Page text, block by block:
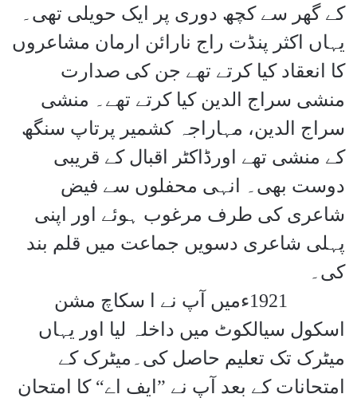
کے گھر سے کچھ دوری پر ایک حویلی تھی۔
یہاں اکثر پنڈت راج نارائن ارمان مشاعروں
کا انعقاد کیا کرتے تھے جن کی صدارت
منشی سراج الدین کیا کرتے تھے۔ منشی
سراج الدین، مہاراجہ کشمیر پرتاپ سنگھ
کے منشی تھے اورڈاکٹر اقبال کے قریبی
دوست بھی۔ انہی محفلوں سے فیض
شاعری کی طرف مرغوب ہوئے اور اپنی
پہلی شاعری دسویں جماعت میں قلم بند
کی۔
1921ءمیں آپ نے ا سکاچ مشن
اسکول سیالکوٹ میں داخلہ لیا اور یہاں
میٹرک تک تعلیم حاصل کی۔میٹرک کے
امتحانات کے بعد آپ نے ”ایف اے“ کا امتحان